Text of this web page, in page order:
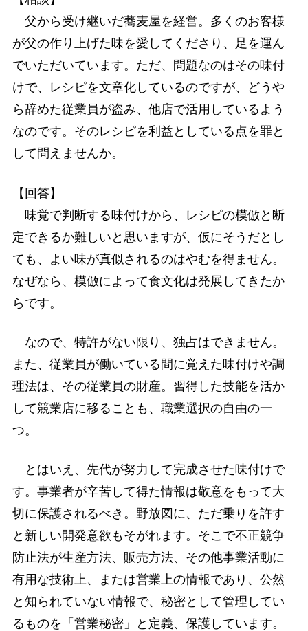
父から受け継いだ蕎麦屋を経営。多くのお客様
が父の作り上げた味を愛してくださり、足を運ん
でいただいています。ただ、問題なのはその味付
けで、レシピを文章化しているのですが、どうや
ら辞めた従業員が盗み、他店で活用しているよう
なのです。そのレシピを利益としている点を罪と
して問えませんか。
【回答】
味覚で判断する味付けから、レシピの模倣と断
定できるか難しいと思いますが、仮にそうだとし
ても、よい味が真似されるのはやむを得ません。
なぜなら、模倣によって食文化は発展してきたか
らです。
なので、特許がない限り、独占はできません。
また、従業員が働いている間に覚えた味付けや調
理法は、その従業員の財産。習得した技能を活か
して競業店に移ることも、職業選択の自由の一
つ。
とはいえ、先代が努力して完成させた味付けで
す。事業者が辛苦して得た情報は敬意をもって大
切に保護されるべき。野放図に、ただ乗りを許す
と新しい開発意欲もそがれます。そこで不正競争
防止法が生産方法、販売方法、その他事業活動に
有用な技術上、または営業上の情報であり、公然
と知られていない情報で、秘密として管理してい
るものを「営業秘密」と定義、保護しています。